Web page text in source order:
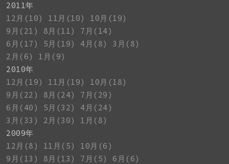
2011年
12月(10)
11月(10)
10月(19)
9月(21)
8月(11)
7月(14)
6月(17)
5月(19) 4月(8)
3月(8)
2月(6)
1月(9)
2010年
12月(19)
11月(19)
10月(18)
9月(22)
8月(24)
7月(29)
6月(40)
5月(32)
4月(24)
3月(33)
2月(30)
1月(8)
2009年
12月(8)
11月(5)
10月(6)
9月(13)
8月(13) 7月(5)
6月(6)